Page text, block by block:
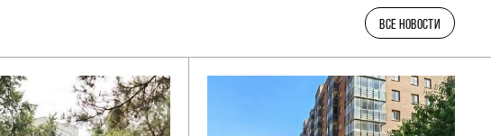
ВСЕ НОВОСТИ